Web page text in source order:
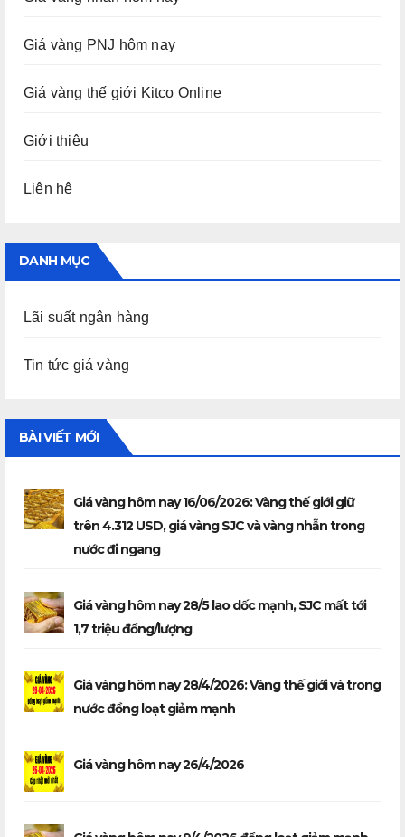
Giá vàng PNJ hôm nay
Giá vàng thế giới Kitco Online
Giới thiệu
Liên hệ
DANH MỤC
Lãi suất ngân hàng
Tin tức giá vàng
BÀI VIẾT MỚI
Giá vàng hôm nay 16/06/2026: Vàng thế giới giữ
trên 4.312 USD, giá vàng SJC và vàng nhẫn trong
nước đi ngang
Giá vàng hôm nay 28/5 lao dốc mạnh, SJC mất tới
1,7 triệu đồng/lượng
Giá vàng hôm nay 28/4/2026: Vàng thế giới và trong
nước đồng loạt giảm mạnh
Giá vàng hôm nay 26/4/2026